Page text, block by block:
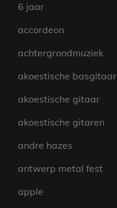
6 jaar
accordeon
achtergrondmuziek
akoestische basgitaar
akoestische gitaar
akoestische gitaren
andre hazes
antwerp metal fest
apple